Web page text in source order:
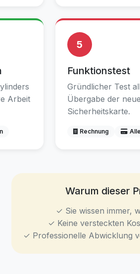
Arbeit
5
Funktionstest
Gründlicher Test
Übergabe der
Sicherheitskarte.
Rechnung
Warum dieser
✓ Sie wissen immer,
✓ Keine versteckten
✓ Professionelle Abwicklung